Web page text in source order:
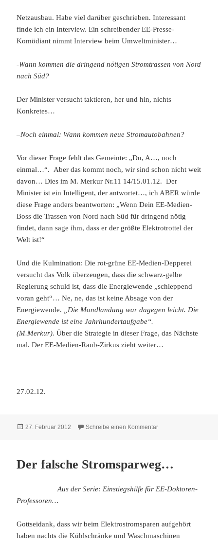
Netzausbau. Habe viel darüber geschrieben. Interessant
finde ich ein Interview. Ein schreibender EE-Presse-
Komödiant nimmt Interview beim Umweltminister…
-Wann kommen die dringend nötigen Stromtrassen von Nord
nach Süd?
Der Minister versucht taktieren, her und hin, nichts
Konkretes…
–Noch einmal: Wann kommen neue Stromautobahnen?
Vor dieser Frage fehlt das Gemeinte: „Du, A…, noch
einmal…“. Aber das kommt noch, wir sind schon nicht weit
davon… Dies im M. Merkur Nr.11 14/15.01.12. Der
Minister ist ein Intelligent, der antwortet…, ich ABER würde
diese Frage anders beantworten: „Wenn Dein EE-Medien-
Boss die Trassen von Nord nach Süd für dringend nötig
findet, dann sage ihm, dass er der größte Elektrotrottel der
Welt ist!“
Und die Kulmination: Die rot-grüne EE-Medien-Depperei
versucht das Volk überzeugen, dass die schwarz-gelbe
Regierung schuld ist, dass die Energiewende „schleppend
voran geht“… Ne, ne, das ist keine Absage von der
Energiewende. „Die Mondlandung war dagegen leicht. Die
Energiewende ist eine Jahrhundertaufgabe“.
(M.Merkur). Über die Strategie in dieser Frage, das Nächste
mal. Der EE-Medien-Raub-Zirkus zieht weiter…
27.02.12.
Veröffentlicht
27. Februar 2012 Schreibe einen Kommentarzu Der
Der falsche Stromsparweg…
Aus der Serie: Einstiegshilfe für EE-Doktoren-
Professoren…
Gottseidank, dass wir beim Elektrostromsparen aufgehört
haben nachts die Kühlschränke und Waschmaschinen